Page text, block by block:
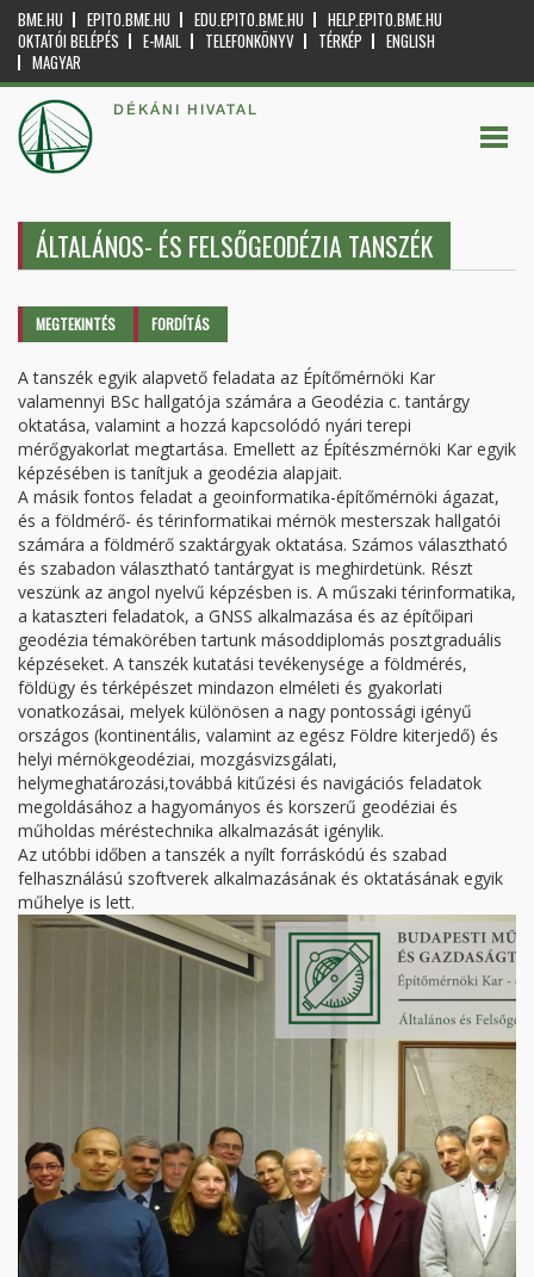
BME.HU EPITO.BME.HU EDU.EPITO.BME.HU
HELP.EPITO.BME.HU
OKTATÓI BELÉPÉS
E-MAIL TELEFONKÖNYV TÉRKÉP
ENGLISH
MAGYAR
DÉKÁNI HIVATAL
ÁLTALÁNOS- ÉS FELSŐGEODÉZIA TANSZÉK
Elsődleges fülek
MEGTEKINTÉS (AKTÍVFORDÍTÁS
A tanszék egyik alapvető feladata az Építőmérnöki Kar
valamennyi BSc hallgatója számára a Geodézia c. tantárgy
oktatása, valamint a hozzá kapcsolódó nyári terepi
mérőgyakorlat megtartása. Emellett az Építészmérnöki Kar egyik
képzésében is tanítjuk a geodézia alapjait.
A másik fontos feladat a geoinformatika-építőmérnöki ágazat,
és a földmérő- és térinformatikai mérnök mesterszak hallgatói
számára a földmérő szaktárgyak oktatása. Számos választható
és szabadon választható tantárgyat is meghirdetünk. Részt
veszünk az angol nyelvű képzésben is. A műszaki térinformatika,
a kataszteri feladatok, a GNSS alkalmazása és az építőipari
geodézia témakörében tartunk másoddiplomás posztgraduális
képzéseket. A tanszék kutatási tevékenysége a földmérés,
földügy és térképészet mindazon elméleti és gyakorlati
vonatkozásai, melyek különösen a nagy pontossági igényű
országos (kontinentális, valamint az egész Földre kiterjedő) és
helyi mérnökgeodéziai, mozgásvizsgálati,
helymeghatározási,továbbá kitűzési és navigációs feladatok
megoldásához a hagyományos és korszerű geodéziai és
műholdas méréstechnika alkalmazását igénylik.
Az utóbbi időben a tanszék a nyílt forráskódú és szabad
felhasználású szoftverek alkalmazásának és oktatásának egyik
műhelye is lett.